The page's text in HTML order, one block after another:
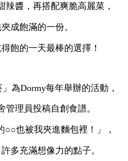
辣醬，再搭配爽脆高麗菜，
成飽滿的一份。
飽的一天最棒的選擇！
為Dormy每年舉辦的活動，
管理員投稿自創食譜。
○○也被我夾進麵包裡！」，
多充滿想像力的點子。